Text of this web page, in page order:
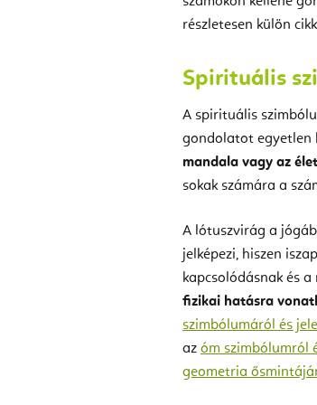
részletesen külön
Spirituális
A spirituális
gondolatot egyetlen
mandala vagy az
sokak számára a
A lótuszvirág a
jelképezi, hiszen
kapcsolódásnak és a
fizikai hatásra
szimbólumáról és
az óm szimbólumról
geometria